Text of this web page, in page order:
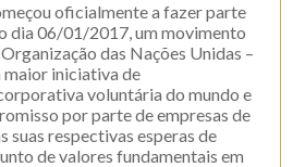
oficialmente a fazer parte
dia 06/01/2017, um movimento
das Nações Unidas –
iniciativa de
voluntária do mundo e
por parte de empresas de
suas respectivas esperas de
de valores fundamentais em